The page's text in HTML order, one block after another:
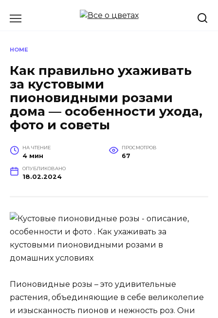
HOME
Как правильно ухаживать
за кустовыми
пионовидными розами
дома — особенности ухода,
фото и советы
НА ЧТЕНИЕ
4 мин
ПРОСМОТРОВ
67
ОПУБЛИКОВАНО
18.02.2024
Пионовидные розы – это удивительные
растения, объединяющие в себе великолепие
и изысканность пионов и нежность роз. Они